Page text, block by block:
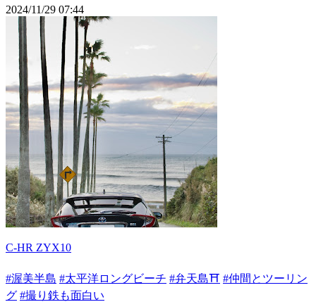
2024/11/29 07:44
C-HR ZYX10
#渥美半島 #太平洋ロングビーチ #弁天島⛩️ #仲間とツーリン
グ #撮り鉄も面白い